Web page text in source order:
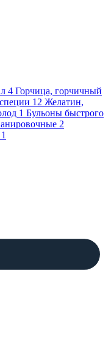
4 Горчица, горчичный
12 Желатин,
1 Бульоны быстрого
2
1